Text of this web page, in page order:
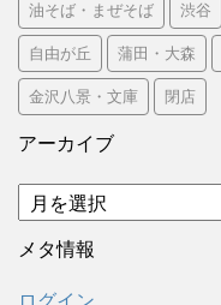
油そば・まぜそば 渋谷
自由が丘 蒲田・大森
金沢八景・文庫 閉店
アーカイブ
ア
ー
カ
ブ
メタ情報